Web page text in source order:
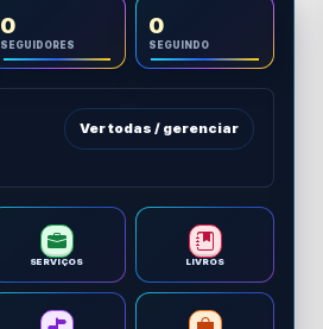
0
SEGUIDORES
0
SEGUINDO
Ver todas / gerenciar
SERVIÇOS LIVROS